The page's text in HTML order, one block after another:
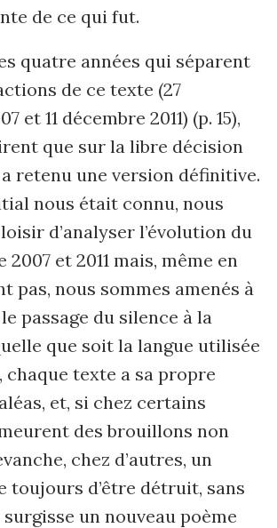
de ce qui fut.
quatre années qui séparent
de ce texte (27
et 11 décembre 2011) (p. 15),
que sur la libre décision
retenu une version définitive.
nous était connu, nous
d’analyser l’évolution du
et 2011 mais, même en
pas, nous sommes amenés à
passage du silence à la
que soit la langue utilisée
chaque texte a sa propre
et, si chez certains
des brouillons non
chez d’autres, un
toujours d’être détruit, sans
surgisse un nouveau poème